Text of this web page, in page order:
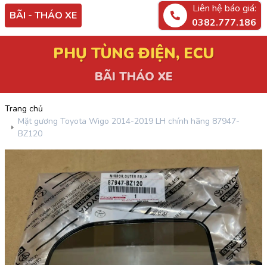
BÃI - THÁO XE
Liên hệ báo giá:
0382.777.186
PHỤ TÙNG ĐIỆN, ECU
BÃI THÁO XE
Trang chủ
Mặt gương Toyota Wigo 2014-2019 LH chính hãng 87947-
BZ120